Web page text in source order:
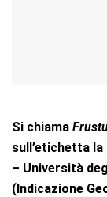
Si chiama
sull’etichetta
– Università
(Indicazione